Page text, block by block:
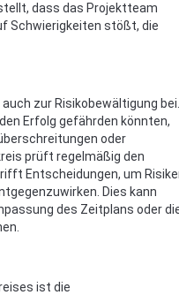
dass das Projektteam
Schwierigkeiten stößt, die
zur Risikobewältigung bei.
Erfolg gefährden könnten,
oder
prüft regelmäßig den
Entscheidungen, um
Dies kann
des Zeitplans oder
ist die